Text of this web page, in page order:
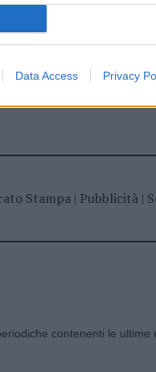
Data Access Privacy
Stampa| Pubblicità|
contenenti le ultime